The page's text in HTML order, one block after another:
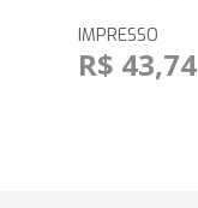
IMPRESSO
R$ 43,74